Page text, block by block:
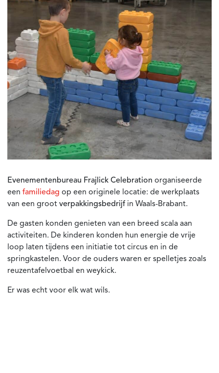
Evenementenbureau Frajlick Celebration organiseerde
een familiedag op een originele locatie: de werkplaats
van een groot verpakkingsbedrijfin Waals-Brabant.
De gasten konden genieten van een breed scala aan
activiteiten. De kinderen konden hun energie de vrije
loop laten tijdens een initiatie tot circus en in de
springkastelen. Voor de ouders waren er spelletjes zoals
reuzentafelvoetbal en weykick.
Er was echt voor elk wat wils.